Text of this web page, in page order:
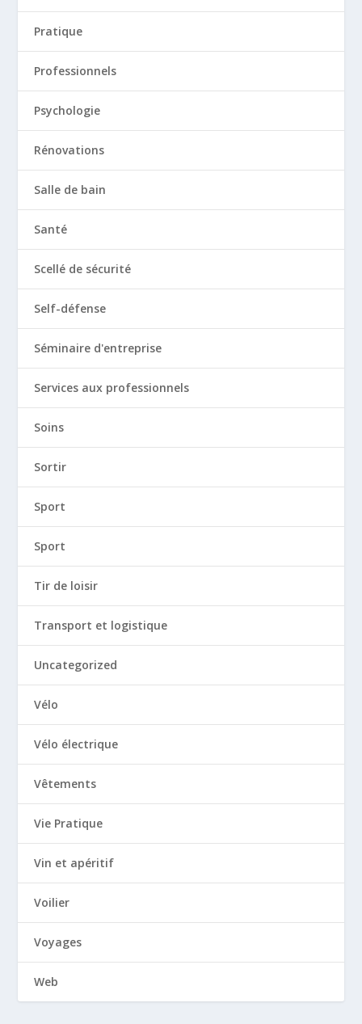
Pratique
Professionnels
Psychologie
Rénovations
Salle de bain
Santé
Scellé de sécurité
Self-défense
Séminaire d'entreprise
Services aux professionnels
Soins
Sortir
Sport
Sport
Tir de loisir
Transport et logistique
Uncategorized
Vélo
Vélo électrique
Vêtements
Vie Pratique
Vin et apéritif
Voilier
Voyages
Web